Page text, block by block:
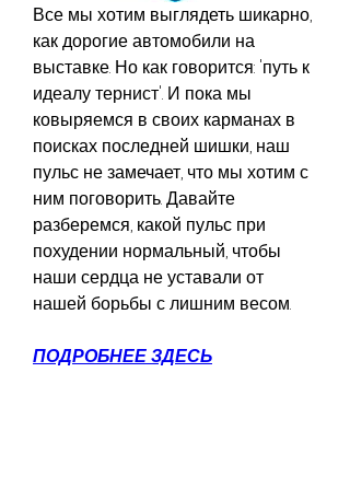
Все мы хотим выглядеть шикарно,
как дорогие автомобили на
выставке. Но как говорится: 'путь к
идеалу тернист'. И пока мы
ковыряемся в своих карманах в
поисках последней шишки, наш
пульс не замечает, что мы хотим с
ним поговорить. Давайте
разберемся, какой пульс при
похудении нормальный, чтобы
наши сердца не уставали от
нашей борьбы с лишним весом.
ПОДРОБНЕЕ ЗДЕСЬ